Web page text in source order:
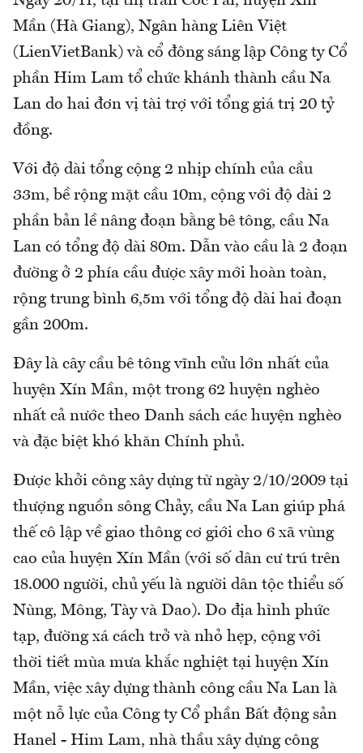
Mần (Hà Giang), Ngân hàng Liên Việt
(LienVietBank) và cổ đông sáng lập Công ty Cổ
phần Him Lam tổ chức khánh thành cầu Na
Lan do hai đơn vị tài trợ với tổng giá trị 20 tỷ
đồng.
Với độ dài tổng cộng 2 nhịp chính của cầu
33m, bề rộng mặt cầu 10m, cộng với độ dài 2
phần bản lề nâng đoạn bằng bê tông, cầu Na
Lan có tổng độ dài 80m. Dẫn vào cầu là 2 đoạn
đường ở 2 phía cầu được xây mới hoàn toàn,
rộng trung bình 6,5m với tổng độ dài hai đoạn
gần 200m.
Đây là cây cầu bê tông vĩnh cửu lớn nhất của
huyện Xín Mần, một trong 62 huyện nghèo
nhất cả nước theo Danh sách các huyện nghèo
và đặc biệt khó khăn Chính phủ.
Được khởi công xây dựng từ ngày 2/10/2009 tại
thượng nguồn sông Chảy, cầu Na Lan giúp phá
thế cô lập về giao thông cơ giới cho 6 xã vùng
cao của huyện Xín Mần (với số dân cư trú trên
18.000 người, chủ yếu là người dân tộc thiểu số
Nùng, Mông, Tày và Dao). Do địa hình phức
tạp, đường xá cách trở và nhỏ hẹp, cộng với
thời tiết mùa mưa khắc nghiệt tại huyện Xín
Mần, việc xây dựng thành công cầu Na Lan là
một nỗ lực của Công ty Cổ phần Bất động sản
Hanel - Him Lam, nhà thầu xây dựng công